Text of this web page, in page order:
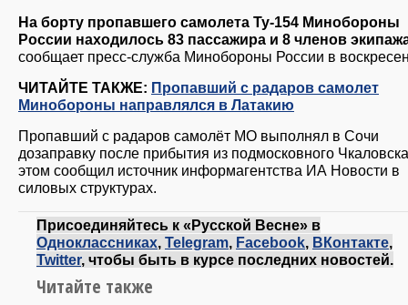
На борту пропавшего самолета Ту-154 Минобороны
России находилось 83 пассажира и 8 членов
сообщает пресс-служба Минобороны России в
ЧИТАЙТЕ ТАКЖЕ: Пропавший с радаров самолет
Минобороны направлялся в Латакию
Пропавший с радаров самолёт МО выполнял в Сочи
дозаправку после прибытия из подмосковного
этом сообщил источник информагентства ИА Новости в
силовых структурах.
Присоединяйтесь к «Русской Весне» в
Одноклассниках Telegram Facebook ВКонтакте
Twitter, чтобы быть в курсе последних новостей.
Читайте также